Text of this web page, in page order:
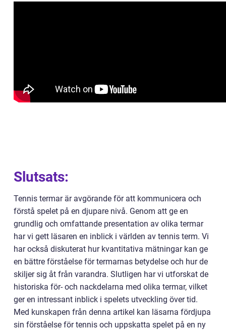
Slutsats:
Tennis termar är avgörande för att kommunicera och
förstå spelet på en djupare nivå. Genom att ge en
grundlig och omfattande presentation av olika termar
har vi gett läsaren en inblick i världen av tennis term. Vi
har också diskuterat hur kvantitativa mätningar kan ge
en bättre förståelse för termarnas betydelse och hur de
skiljer sig åt från varandra. Slutligen har vi utforskat de
historiska för- och nackdelarna med olika termar, vilket
ger en intressant inblick i spelets utveckling över tid.
Med kunskapen från denna artikel kan läsarna fördjupa
sin förståelse för tennis och uppskatta spelet på en ny